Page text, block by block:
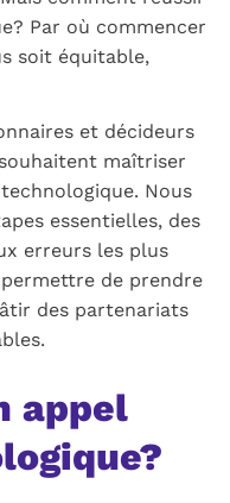
Par où commencer
soit équitable,
et décideurs
maîtriser
Nous
essentielles, des
erreurs les plus
de prendre
des partenariats
appel